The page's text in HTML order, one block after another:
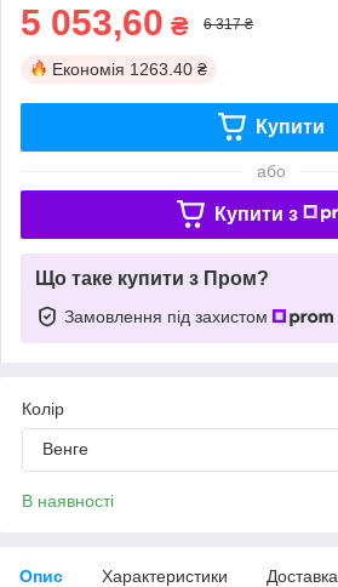
5 053,60 ₴ 6 317 ₴
Економія 1263.40 ₴
Купити
або
Купити з
Що таке купити з Пром?
Замовлення під захистом
Колір
Венге
В наявності
Опис Характеристики Доставка